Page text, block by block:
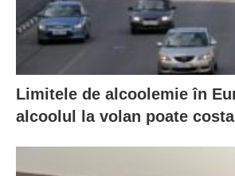
Limitele de alcoolemie în
alcoolul la volan poate